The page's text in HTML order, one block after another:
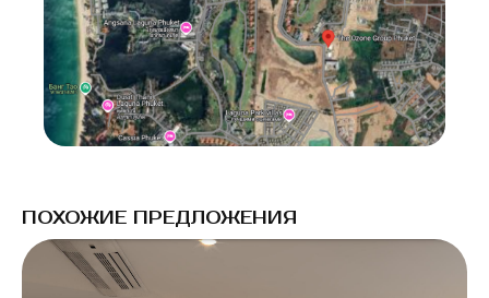
ПОХОЖИЕ ПРЕДЛОЖЕНИЯ
+66 95 0432040